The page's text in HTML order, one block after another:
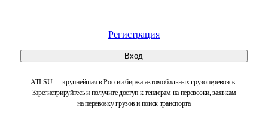
Регистрация
Вход
ATI.SU — крупнейшая в России биржа автомобильных грузоперевозок.
Зарегистрируйтесь и получите доступ к тендерам на перевозки, заявкам
на перевозку грузов и поиск транспорта